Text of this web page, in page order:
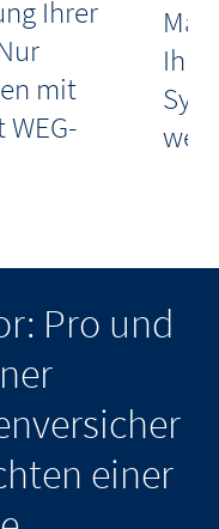
Ihrer
mit
Ihre
Pro und
einer